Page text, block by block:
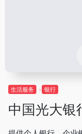
生活服务 银行
中国光大银